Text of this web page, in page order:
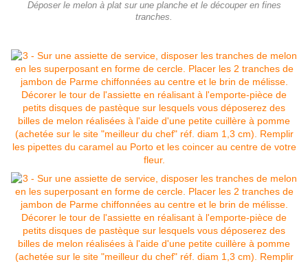
Déposer le melon à plat sur une planche et le découper en fines
tranches.